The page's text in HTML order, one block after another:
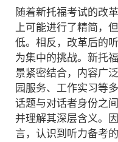
随着新托福考试的改
上可能进行了精简，
低。相反，改革后的
为集中的挑战。新托
景紧密结合，内容广
园服务、工作实习等
话题与对话者身份之
并理解其深层含义。
言，认识到听力备考